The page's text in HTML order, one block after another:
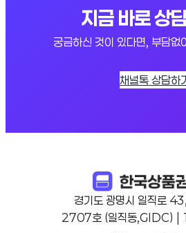
지금 바로 상
궁금하신 것이 있다면, 부담없
채널톡 상담하
경기도 광명시 일직로
2707호 (일직동,GIDC)